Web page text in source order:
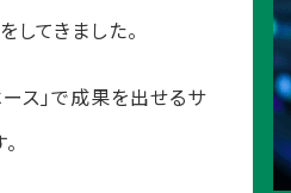
てきました。
ス」で成果を出せるサ